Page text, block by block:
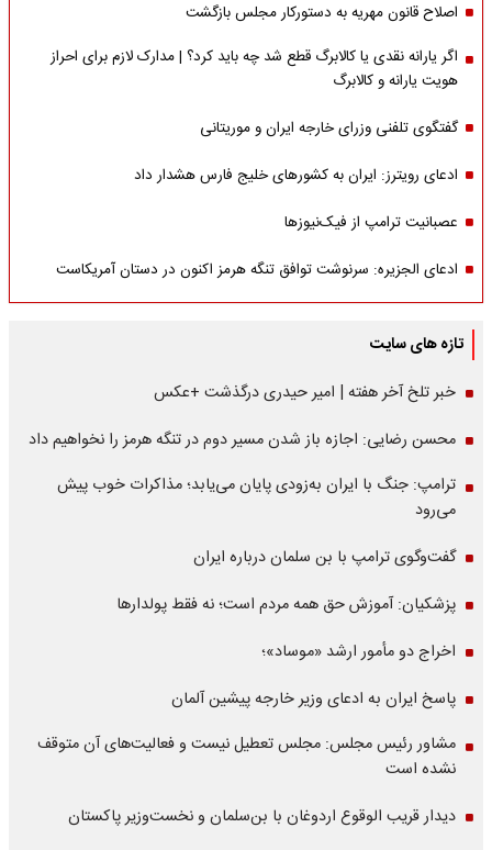
اصلاح قانون مهریه به دستورکار مجلس بازگشت
اگر یارانه نقدی یا کالابرگ قطع شد چه باید کرد؟ | مدارک لازم برای احراز
هویت یارانه و کالابرگ
گفتگوی تلفنی وزرای خارجه ایران و موریتانی
ادعای رویترز: ایران به کشورهای خلیج فارس هشدار داد
عصبانیت ترامپ از فیک‌نیوزها
ادعای الجزیره: سرنوشت توافق تنگه هرمز اکنون در دستان آمریکاست
تازه های سایت
خبر تلخ آخر هفته | امیر حیدری درگذشت +عکس
محسن رضایی: اجازه باز شدن مسیر دوم در تنگه هرمز را نخواهیم داد
ترامپ: جنگ با ایران به‌زودی پایان می‌یابد؛ مذاکرات خوب پیش
می‌رود
گفت‌وگوی ترامپ با بن سلمان درباره ایران
پزشکیان: آموزش حق همه مردم است؛ نه فقط پولدارها
اخراج دو مأمور ارشد «موساد»؛
پاسخ ایران به ادعای وزیر خارجه پیشین آلمان
مشاور رئیس مجلس: مجلس تعطیل نیست و فعالیت‌های آن متوقف
نشده است
دیدار قریب الوقوع اردوغان با بن‌سلمان و نخست‌وزیر پاکستان